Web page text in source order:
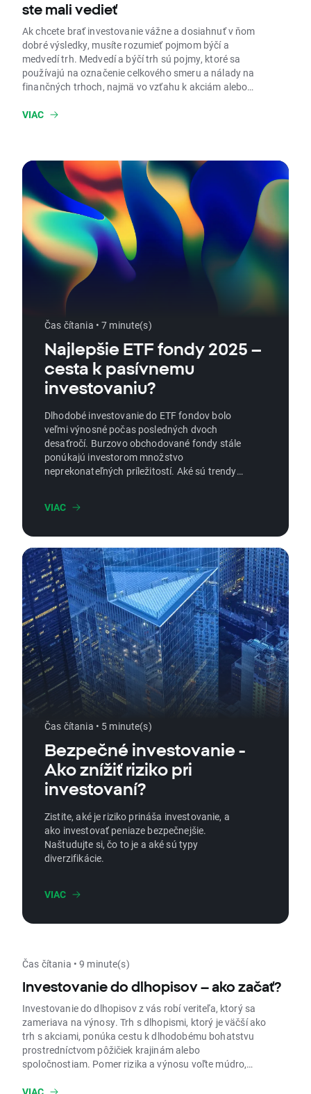
ste mali vedieť
Ak chcete brať investovanie vážne a dosiahnuť v ňom
dobré výsledky, musíte rozumieť pojmom býčí a
medvedí trh. Medvedí a býčí trh sú pojmy, ktoré sa
používajú na označenie celkového smeru a nálady na
finančných trhoch, najmä vo vzťahu k akciám alebo
VIAC
Čas čítania • 7 minute(s)
Najlepšie ETF fondy 2025 –
cesta k pasívnemu
investovaniu?
Dlhodobé investovanie do ETF fondov bolo
veľmi výnosné počas posledných dvoch
desaťročí. Burzovo obchodované fondy stále
ponúkajú investorom množstvo
neprekonateľných príležitostí. Aké sú trendy v
VIAC
Čas čítania • 5 minute(s)
Bezpečné investovanie -
Ako znížiť riziko pri
investovaní?
Zistite, aké je riziko prináša investovanie, a
ako investovať peniaze bezpečnejšie.
Naštudujte si, čo to je a aké sú typy
diverzifikácie.
VIAC
Čas čítania • 9 minute(s)
Investovanie do dlhopisov – ako začať?
Investovanie do dlhopisov z vás robí veriteľa, ktorý sa
zameriava na výnosy. Trh s dlhopismi, ktorý je väčší ako
trh s akciami, ponúka cestu k dlhodobému bohatstvu
prostredníctvom pôžičiek krajinám alebo
spoločnostiam. Pomer rizika a výnosu voľte múdro,